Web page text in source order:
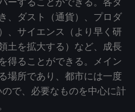
、ダスト（通貨）、プロダ
、サイエンス（より早く研
土を拡大する）など、成長
得ることができる。メイン
場所であり、都市には一度
で、必要なものを中心に計